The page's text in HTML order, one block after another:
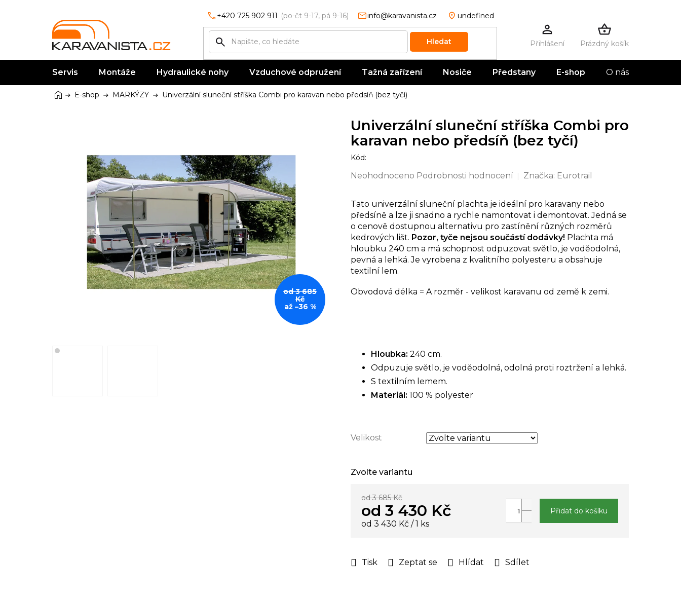
+420 725 902 911 info@karavanista.cz undefined
Hledat Prázdný košík
Servis Montáže Hydraulické nohy Vzduchové odpružení Tažná zařízení Nosiče Předstany E-shop O nás
Domů
E-shop MARKÝZY Univerzální sluneční stříška Combi pro karavan nebo předsíň (bez tyčí)
od 3 685
Kč
až –36 %
Zvolte variantu
Velikost
Tato univerzální sluneční plachta je ideální pro karavany nebo
předsíně a lze ji snadno a rychle namontovat i demontovat. Jedná se
o cenově dostupnou alternativu pro zastínění různých rozměrů
kedrových lišt. Pozor, tyče nejsou součástí dodávky! Plachta má
hloubku 240 cm a má schopnost odpuzovat světlo, je voděodolná,
pevná a lehká. Je vyrobena z kvalitního polyesteru a obsahuje
textilní lem.
Obvodová délka = A rozměr - velikost karavanu od země k zemi.
Hloubka: 240 cm.
Odpuzuje světlo, je voděodolná, odolná proti roztržení a lehká.
S textilním lemem.
Materiál: 100 % polyester
Tisk Zeptat se Hlídat Sdílet
Univerzální sluneční stříška Combi pro
karavan nebo předsíň (bez tyčí)
Kód:
Průměrné
je
0,0
z
5
hvězdiček.
Neohodnoceno Podrobnosti hodnocení Značka: Eurotrail
od 3 685 Kč
od 3 430 Kč
Měrná
od 3 430 Kč / 1 ks
Přidat do košíku